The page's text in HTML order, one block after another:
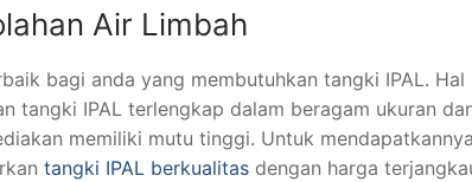
Air Limbah
bagi anda yang membutuhkan tangki IPAL. Hal
tangki IPAL terlengkap dalam beragam ukuran
memiliki mutu tinggi. Untuk
tangki IPAL berkualitas dengan harga